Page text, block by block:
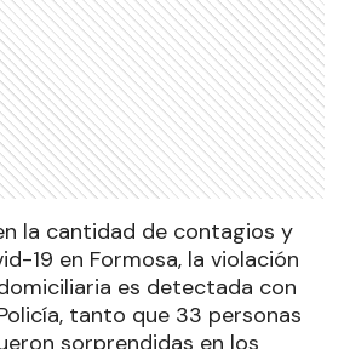
la cantidad de contagios y
19 en Formosa, la violación
es detectada con
tanto que 33 personas
sorprendidas en los